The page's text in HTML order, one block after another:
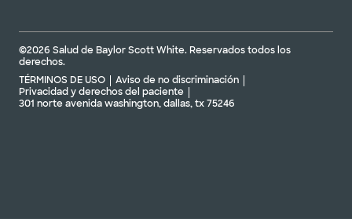
©2026 Salud de Baylor Scott White. Reservados todos los
derechos.
TÉRMINOS DE USO
Aviso de no discriminación
Privacidad y derechos del paciente
301 norte avenida washington, dallas, tx 75246